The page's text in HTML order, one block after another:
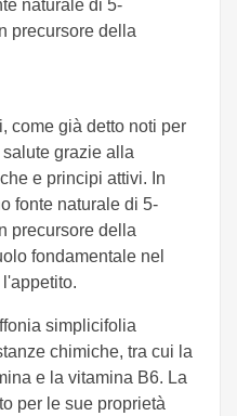
naturale di 5-
precursore della
come già detto noti per
grazie alla
e principi attivi. In
fonte naturale di 5-
precursore della
fondamentale nel
simplicifolia
chimiche, tra cui la
e la vitamina B6. La
per le sue proprietà